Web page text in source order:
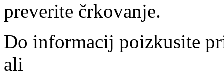
preverite črkovanje.
Do informacij poizkusite
ali